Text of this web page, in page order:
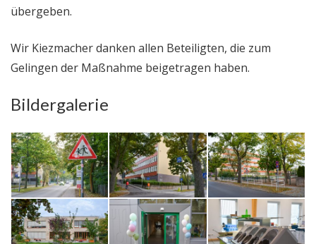
übergeben.
Wir Kiezmacher danken allen Beteiligten, die zum
Gelingen der Maßnahme beigetragen haben.
Bildergalerie